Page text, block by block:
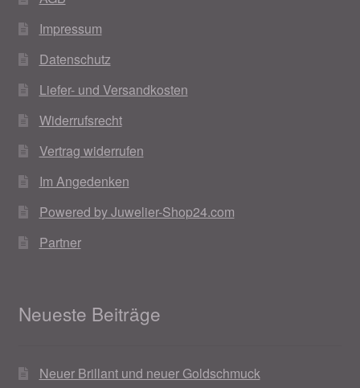
Impressum
Datenschutz
Liefer- und Versandkosten
Widerrufsrecht
Vertrag widerrufen
Im Angedenken
Powered by Juwelier-Shop24.com
Partner
Neueste Beiträge
Neuer Brillant und neuer Goldschmuck